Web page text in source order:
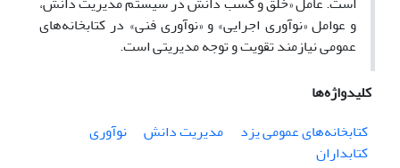
و عوامل «نوآوری اجرایی» و «نوآوری فنی» در کتابخانههای
عمومی نیازمند تقویت و توجه مدیریتی است.
کلیدواژه‌ها
کتابخانه‌های عمومی یزد
مدیریت دانش
نوآوری
کتابداران